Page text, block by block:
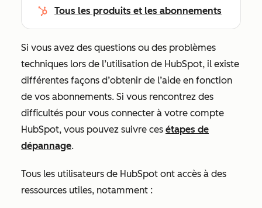
Tous les produits et les abonnements
Si vous avez des questions ou des problèmes
techniques lors de l’utilisation de HubSpot, il existe
différentes façons d’obtenir de l’aide en fonction
de vos abonnements. Si vous rencontrez des
difficultés pour vous connecter à votre compte
HubSpot, vous pouvez suivre ces étapes de
dépannage.
Tous les utilisateurs de HubSpot ont accès à des
ressources utiles, notamment :